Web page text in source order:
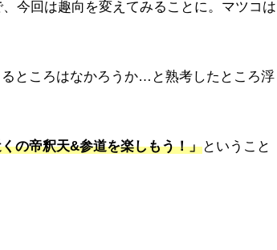
今回は趣向を変えてみることに。マツコは
ところはなかろうか…と熟考したところ浮
の帝釈天&参道を楽しもう！」ということ